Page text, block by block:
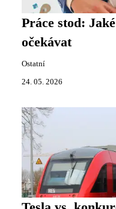
Práce stod:
očekávat
Ostatní
24. 05. 2026